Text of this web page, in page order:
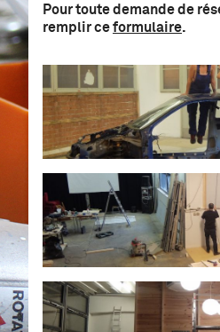
Pour toute demande de
remplir ceformulaire.